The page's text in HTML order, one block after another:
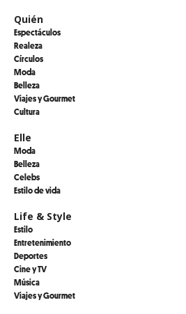
Quién
Espectáculos
Realeza
Círculos
Moda
Belleza
Viajes y Gourmet
Cultura
Elle
Moda
Belleza
Celebs
Estilo de vida
Life & Style
Estilo
Entretenimiento
Deportes
Cine y TV
Música
Viajes y Gourmet